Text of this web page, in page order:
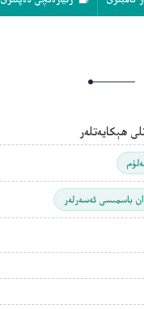
ھېكايەتلەر
باسمىسى ئەسەرلەر